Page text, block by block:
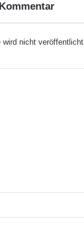
nicht veröffentlicht.